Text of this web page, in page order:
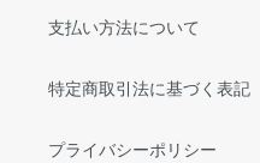
支払い方法について
特定商取引法に基づく表記
プライバシーポリシー